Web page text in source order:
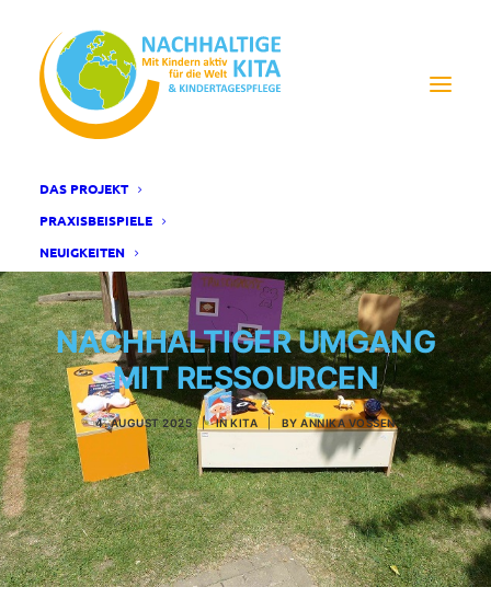
DAS PROJEKT
PRAXISBEISPIELE
NEUIGKEITEN
NACHHALTIGER UMGANG
MIT RESSOURCEN
4. AUGUST 2025 | INKITA BYANNIKA VOSSEN